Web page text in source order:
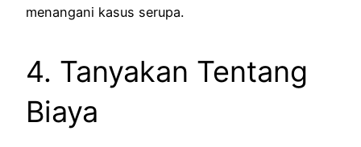
menangani kasus serupa.
4. Tanyakan Tentang
Biaya